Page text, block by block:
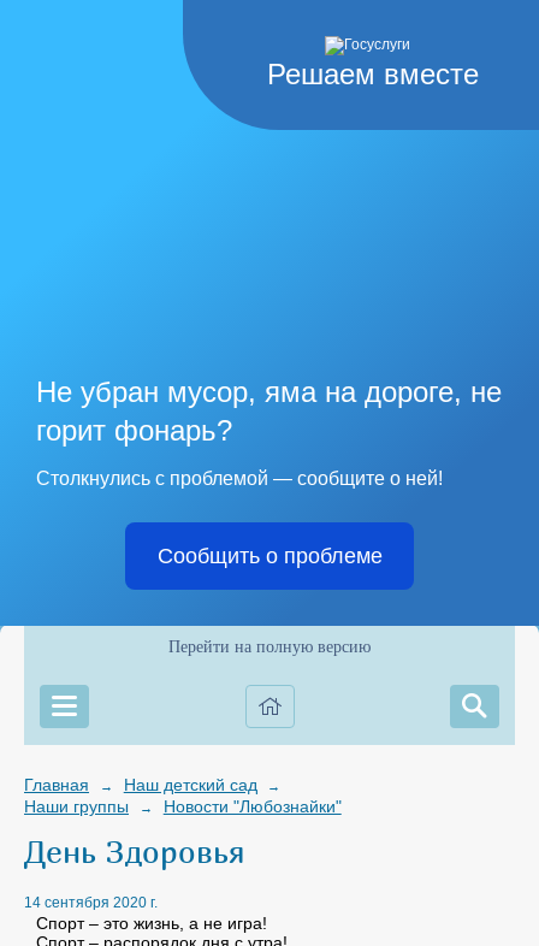
Решаем вместе
Не убран мусор, яма на дороге, не
горит фонарь?
Столкнулись с проблемой — сообщите о ней!
Сообщить о проблеме
Перейти на полную версию
Главная → Наш детский сад →
Наши группы → Новости "Любознайки"
День Здоровья
14 сентября 2020 г.
Спорт – это жизнь, а не игра!